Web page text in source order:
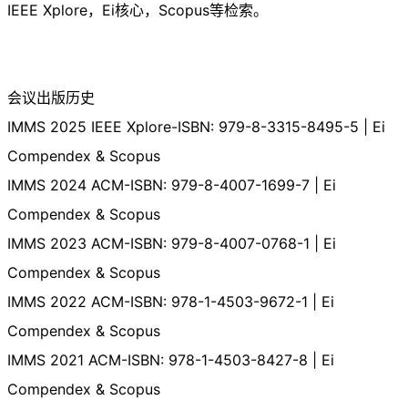
IEEE Xplore，Ei核心，Scopus等检索。
会议出版历史
IMMS 2025 IEEE Xplore-ISBN: 979-8-3315-8495-5 | Ei
Compendex & Scopus
IMMS 2024 ACM-ISBN: 979-8-4007-1699-7 | Ei
Compendex & Scopus
IMMS 2023 ACM-ISBN: 979-8-4007-0768-1 | Ei
Compendex & Scopus
IMMS 2022 ACM-ISBN: 978-1-4503-9672-1 | Ei
Compendex & Scopus
IMMS 2021 ACM-ISBN: 978-1-4503-8427-8 | Ei
Compendex & Scopus